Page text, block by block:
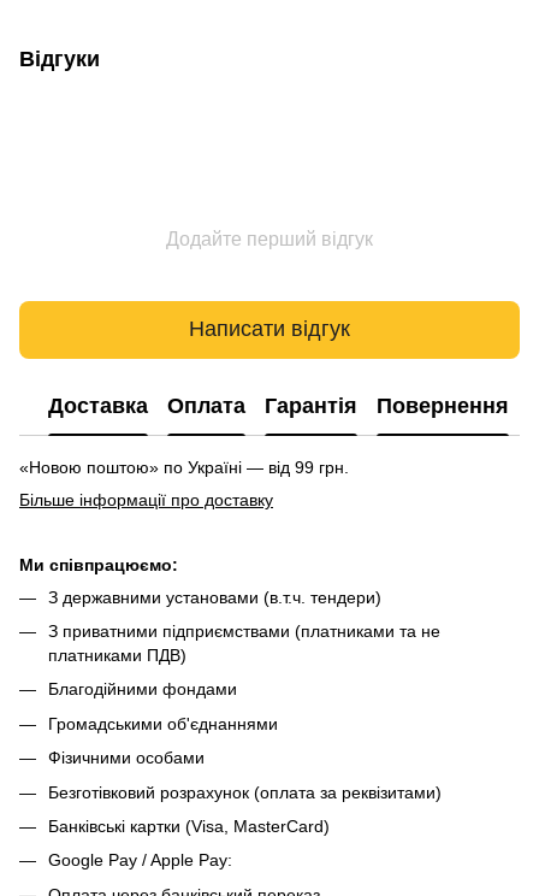
Відгуки
Додайте перший відгук
Написати відгук
Доставка Оплата Гарантія Повернення
«Новою поштою» по Україні — від 99 грн.
Більше інформації про доставку
Ми співпрацюємо:
З державними установами (в.т.ч. тендери)
З приватними підприємствами (платниками та не
платниками ПДВ)
Благодійними фондами
Громадськими об'єднаннями
Фізичними особами
Безготівковий розрахунок (оплата за реквізитами)
Банківські картки (Visa, MasterCard)
Google Pay / Apple Pay: